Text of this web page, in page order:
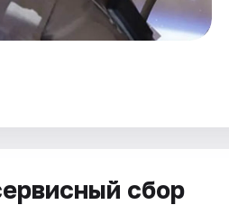
сбор